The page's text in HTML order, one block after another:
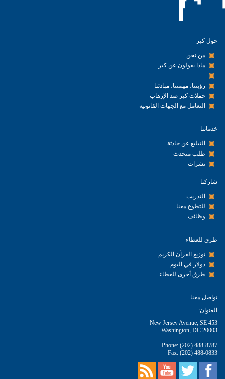
حول كير
من نحن
ماذا يقولون عن كير
رؤيتنا، مهمتنا، مبادئنا
حملات كير ضد الإرهاب
التعامل مع الجهات القانونية
خدماتنا
التبليغ عن حادثة
طلب متحدث
نشرات
شاركنا
التدريب
للتطوع معنا
وظائف
طرق للعطاء
توزيع القرآن الكريم
دولار في اليوم
طرق أخرى للعطاء
تواصل معنا
العنوان:
453 New Jersey Avenue, SE
Washington, DC 20003
Phone: (202) 488-8787
Fax: (202) 488-0833